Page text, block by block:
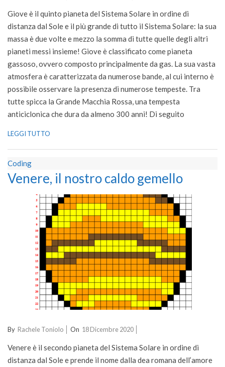
14
Giove è il quinto pianeta del Sistema Solare in ordine di
distanza dal Sole e il più grande di tutto il Sistema Solare: la sua
massa è due volte e mezzo la somma di tutte quelle degli altri
pianeti messi insieme! Giove è classificato come pianeta
gassoso, ovvero composto principalmente da gas. La sua vasta
atmosfera è caratterizzata da numerose bande, al cui interno è
possibile osservare la presenza di numerose tempeste. Tra
tutte spicca la Grande Macchia Rossa, una tempesta
anticiclonica che dura da almeno 300 anni! Di seguito
LEGGI TUTTO
Coding
Venere, il nostro caldo gemello
2020-
18
By Rachele Toniolo On 18 Dicembre 2020
Venere è il secondo pianeta del Sistema Solare in ordine di
distanza dal Sole e prende il nome dalla dea romana dell’amore